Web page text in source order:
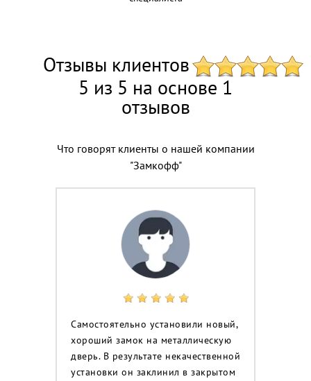
Отзывы клиентов
5 из 5 на основе 1
отзывов
Что говорят клиенты о нашей компании
"Замкофф"
Самостоятельно установили новый,
хороший замок на металлическую
дверь. В результате некачественной
установки он заклинил в закрытом